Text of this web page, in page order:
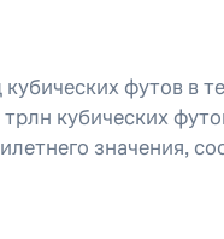
футов в
кубических
значения,